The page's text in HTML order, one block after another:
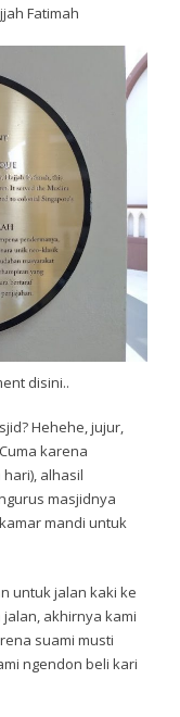
Fatimah
disini..
Hehehe, jujur,
karena
alhasil
masjidnya
mandi untuk
untuk jalan kaki ke
akhirnya kami
suami musti
ngendon beli kari